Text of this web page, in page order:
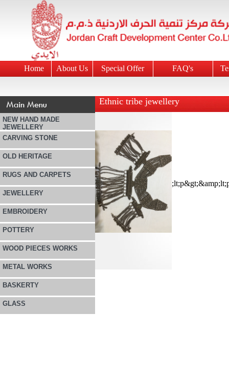
Home About Us Special Offer FAQ's
NEW HAND MADE
JEWELLERY
CARVING STONE
OLD HERITAGE
RUGS AND CARPETS
JEWELLERY
EMBROIDERY
POTTERY
WOOD PIECES WORKS
METAL WORKS
BASKERTY
GLASS
Ethnic tribe jewellery